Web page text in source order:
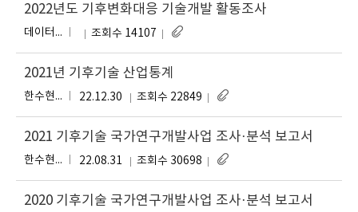
2022년도 기후변화대응 기술개발 활동조사
데이터정보센터 조회수 14107
2021년 기후기술 산업통계
한수현, 안세진, 최원준 22.12.30 조회수 22849
2021 기후기술 국가연구개발사업 조사·분석 보고서
한수현, 안세진, 최원준 22.08.31 조회수 30698
2020 기후기술 국가연구개발사업 조사·분석 보고서